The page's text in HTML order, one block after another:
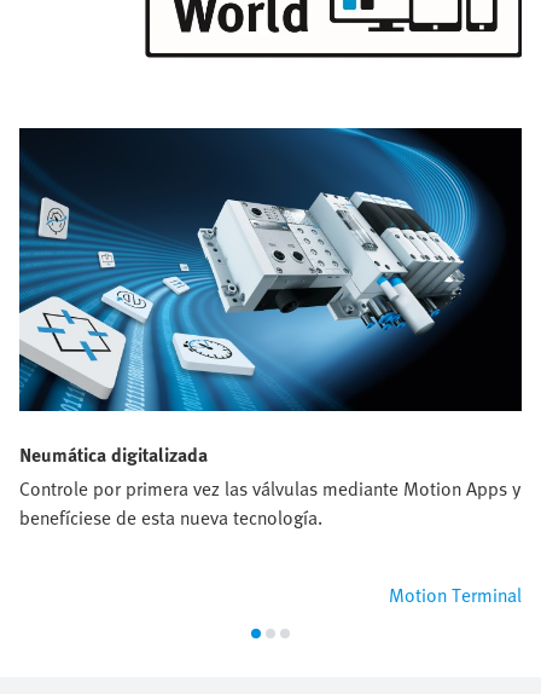
Neumática digitalizada
Controle por primera vez las válvulas mediante Motion Apps y
benefíciese de esta nueva tecnología.
Motion Terminal